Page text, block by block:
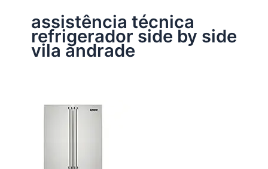
assistência técnica
refrigerador side by side
vila andrade